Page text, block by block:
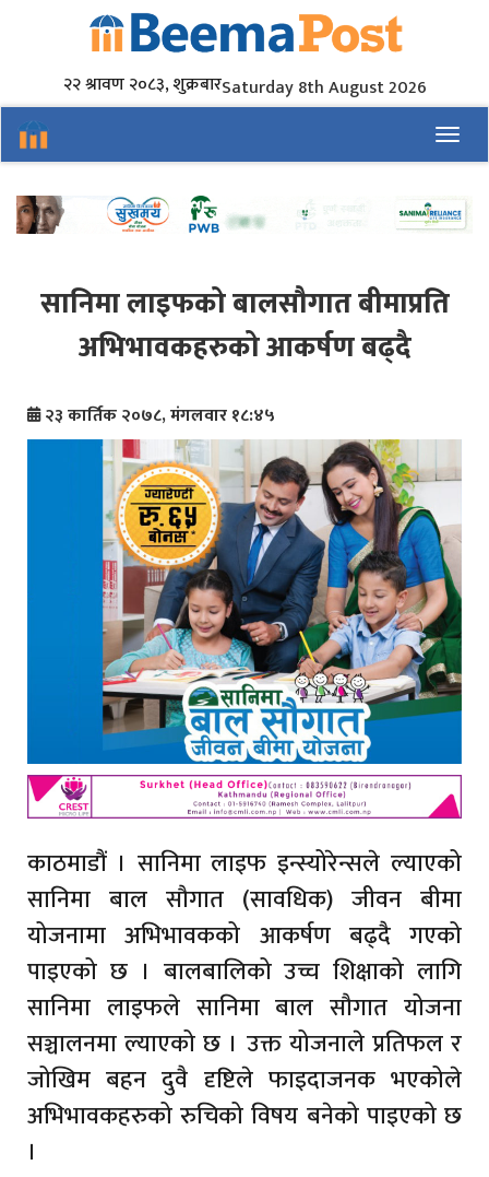
२२ श्रावण २०८३, शुक्रबारSaturday 8th August 2026
सानिमा लाइफको बालसौगात बीमाप्रति
अभिभावकहरुको आकर्षण बढ्दै
२३ कार्तिक २०७८, मंगलवार १८:४५
काठमाडौं । सानिमा लाइफ इन्स्योरेन्सले ल्याएको
सानिमा बाल सौगात (सावधिक) जीवन बीमा
योजनामा अभिभावकको आकर्षण बढ्दै गएको
पाइएको छ । बालबालिको उच्च शिक्षाको लागि
सानिमा लाइफले सानिमा बाल सौगात योजना
सञ्चालनमा ल्याएको छ । उक्त योजनाले प्रतिफल र
जोखिम बहन दुवै दृष्टिले फाइदाजनक भएकोले
अभिभावकहरुको रुचिको विषय बनेको पाइएको छ
।